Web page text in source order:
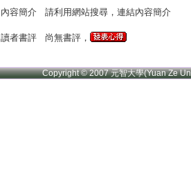
內容簡介 請利用網站搜尋，連結內容簡介
讀者書評 尚無書評，
Copyright © 2007 元智大學(Yuan Ze